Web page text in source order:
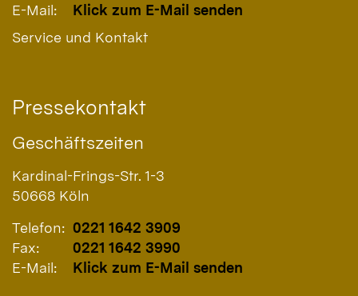
E-Mail:
Klick zum E-Mail senden
Service und Kontakt
Pressekontakt
Geschäftszeiten
Kardinal-Frings-Str. 1-3
50668 Köln
Telefon: 0221 1642 3909
Fax:
0221 1642 3990
E-Mail:
Klick zum E-Mail senden